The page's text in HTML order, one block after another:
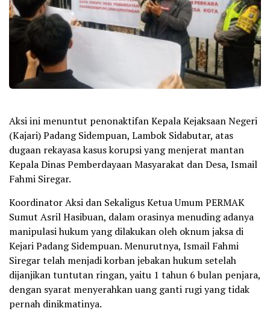
Aksi ini menuntut penonaktifan Kepala Kejaksaan Negeri
(Kajari) Padang Sidempuan, Lambok Sidabutar, atas
dugaan rekayasa kasus korupsi yang menjerat mantan
Kepala Dinas Pemberdayaan Masyarakat dan Desa, Ismail
Fahmi Siregar.
Koordinator Aksi dan Sekaligus Ketua Umum PERMAK
Sumut Asril Hasibuan, dalam orasinya menuding adanya
manipulasi hukum yang dilakukan oleh oknum jaksa di
Kejari Padang Sidempuan. Menurutnya, Ismail Fahmi
Siregar telah menjadi korban jebakan hukum setelah
dijanjikan tuntutan ringan, yaitu 1 tahun 6 bulan penjara,
dengan syarat menyerahkan uang ganti rugi yang tidak
pernah dinikmatinya.